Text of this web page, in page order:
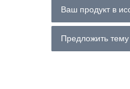
Ваш продукт в
Предложить